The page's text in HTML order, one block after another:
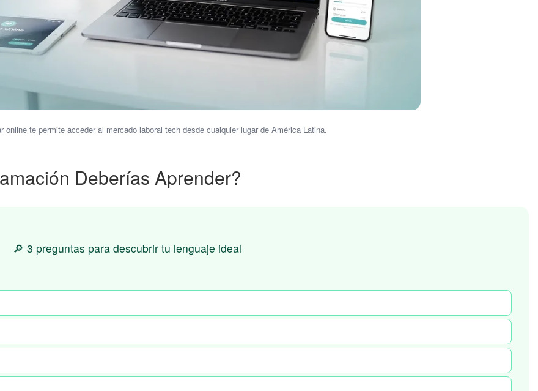
online te permite acceder al mercado laboral tech desde cualquier lugar de América Latina.
Deberías Aprender?
🔎 3 preguntas para descubrir tu lenguaje ideal